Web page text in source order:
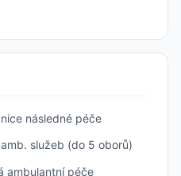
následné péče
služeb (do 5 oborů)
ambulantní péče